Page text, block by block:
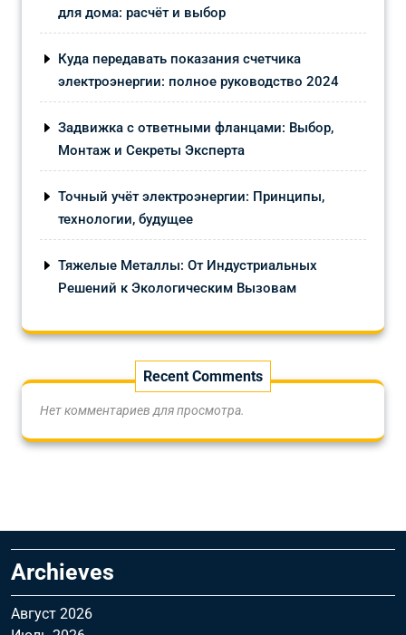
для дома: расчёт и выбор
Куда передавать показания счетчика
электроэнергии: полное руководство 2024
Задвижка с ответными фланцами: Выбор,
Монтаж и Секреты Эксперта
Точный учёт электроэнергии: Принципы,
технологии, будущее
Тяжелые Металлы: От Индустриальных
Решений к Экологическим Вызовам
Recent Comments
Нет комментариев для просмотра.
Archieves
Август 2026